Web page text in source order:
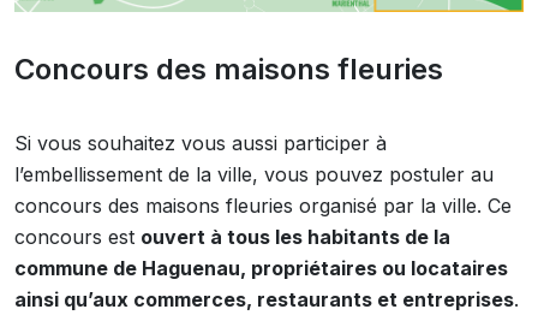
Concours des maisons fleuries
Si vous souhaitez vous aussi participer à
l’embellissement de la ville, vous pouvez postuler au
concours des maisons fleuries organisé par la ville. Ce
concours est ouvert à tous les habitants de la
commune de Haguenau, propriétaires ou locataires
ainsi qu’aux commerces, restaurants et entreprises.